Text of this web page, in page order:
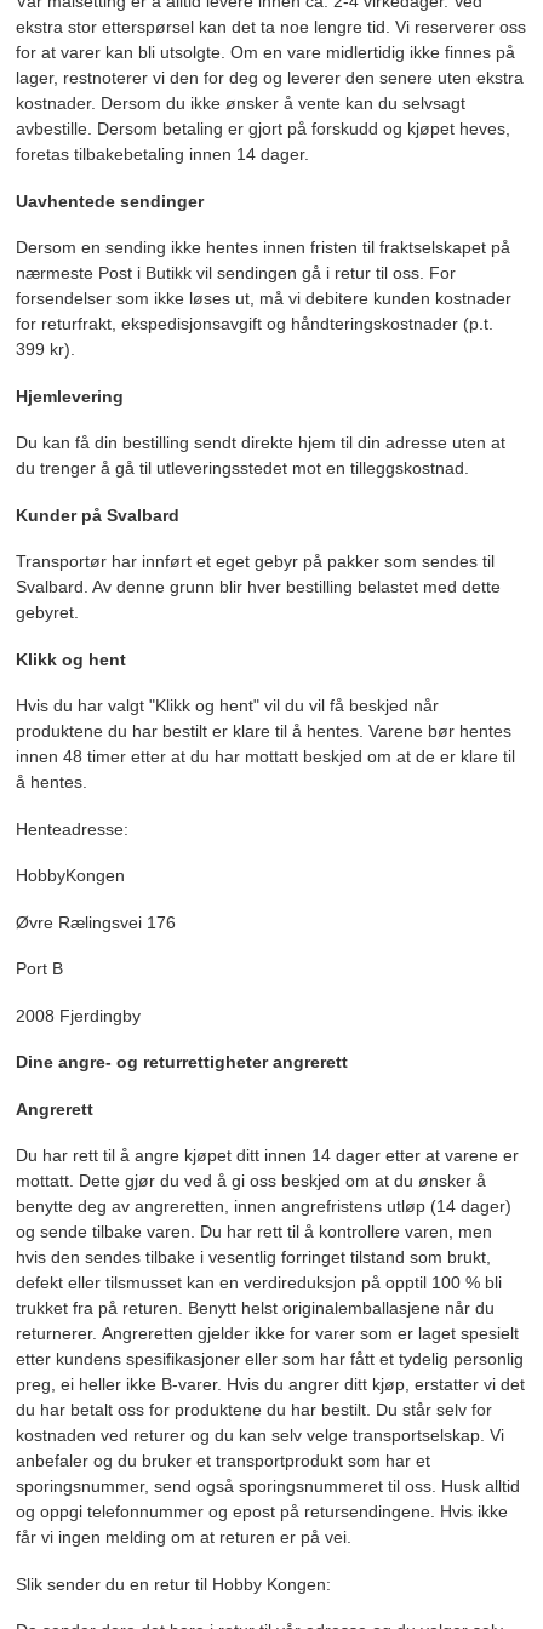
ekstra stor etterspørsel kan det ta noe lengre tid. Vi reserverer oss
for at varer kan bli utsolgte. Om en vare midlertidig ikke finnes på
lager, restnoterer vi den for deg og leverer den senere uten ekstra
kostnader. Dersom du ikke ønsker å vente kan du selvsagt
avbestille. Dersom betaling er gjort på forskudd og kjøpet heves,
foretas tilbakebetaling innen 14 dager.
Uavhentede sendinger
Dersom en sending ikke hentes innen fristen til fraktselskapet på
nærmeste Post i Butikk vil sendingen gå i retur til oss. For
forsendelser som ikke løses ut, må vi debitere kunden kostnader
for returfrakt, ekspedisjonsavgift og håndteringskostnader (p.t.
399 kr).
Hjemlevering
Du kan få din bestilling sendt direkte hjem til din adresse uten at
du trenger å gå til utleveringsstedet mot en tilleggskostnad.
Kunder på Svalbard
Transportør har innført et eget gebyr på pakker som sendes til
Svalbard. Av denne grunn blir hver bestilling belastet med dette
gebyret.
Klikk og hent
Hvis du har valgt "Klikk og hent" vil du vil få beskjed når
produktene du har bestilt er klare til å hentes. Varene bør hentes
innen 48 timer etter at du har mottatt beskjed om at de er klare til
å hentes.
Henteadresse:
HobbyKongen
Øvre Rælingsvei 176
Port B
2008 Fjerdingby
Dine angre- og returrettigheter angrerett
Angrerett
Du har rett til å angre kjøpet ditt innen 14 dager etter at varene er
mottatt. Dette gjør du ved å gi oss beskjed om at du ønsker å
benytte deg av angreretten, innen angrefristens utløp (14 dager)
og sende tilbake varen. Du har rett til å kontrollere varen, men
hvis den sendes tilbake i vesentlig forringet tilstand som brukt,
defekt eller tilsmusset kan en verdireduksjon på opptil 100 % bli
trukket fra på returen. Benytt helst originalemballasjene når du
returnerer. Angreretten gjelder ikke for varer som er laget spesielt
etter kundens spesifikasjoner eller som har fått et tydelig personlig
preg, ei heller ikke B-varer. Hvis du angrer ditt kjøp, erstatter vi det
du har betalt oss for produktene du har bestilt. Du står selv for
kostnaden ved returer og du kan selv velge transportselskap. Vi
anbefaler og du bruker et transportprodukt som har et
sporingsnummer, send også sporingsnummeret til oss. Husk alltid
og oppgi telefonnummer og epost på retursendingene. Hvis ikke
får vi ingen melding om at returen er på vei.
Slik sender du en retur til Hobby Kongen: